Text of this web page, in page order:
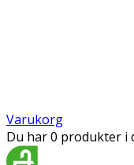
Varukorg
Du har 0 produkter i